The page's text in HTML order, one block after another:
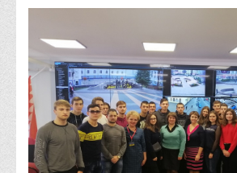
Дії населення в умовах надзвичайних
Правила безпечної поведінки
умовах війни
Що можна і не можна знімати,
Контакти державних та громадських
допомагають тим, хто пережили
пов'язане з конфліктом та їх родинам